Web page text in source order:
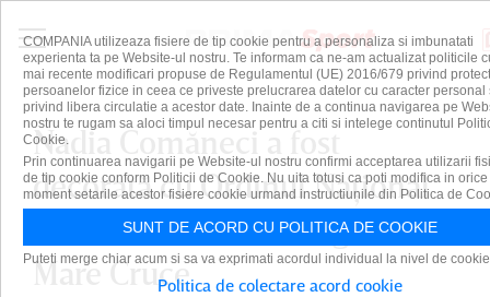
Nadia Comăneci a fost
decorată cu Ordinul Naţional
”Steaua României” în grad de
Mare Cruce
COMPANIA utilizeaza fisiere de tip cookie pentru a personaliza si imbunatati
experienta ta pe Website-ul nostru. Te informam ca ne-am actualizat politicile
mai recente modificari propuse de Regulamentul (UE) 2016/679 privind
persoanelor fizice in ceea ce priveste prelucrarea datelor cu caracter personal
privind libera circulatie a acestor date. Inainte de a continua navigarea pe
nostru te rugam sa aloci timpul necesar pentru a citi si intelege continutul
Cookie.
Prin continuarea navigarii pe Website-ul nostru confirmi acceptarea utilizarii
de tip cookie conform Politicii de Cookie. Nu uita totusi ca poti modifica in orice
moment setarile acestor fisiere cookie urmand instructiunile din Politica de
SUNT DE ACORD CU POLITICA DE COOKIE
Puteti merge chiar acum si sa va exprimati acordul individual la nivel de
Politica de colectare acord cookie